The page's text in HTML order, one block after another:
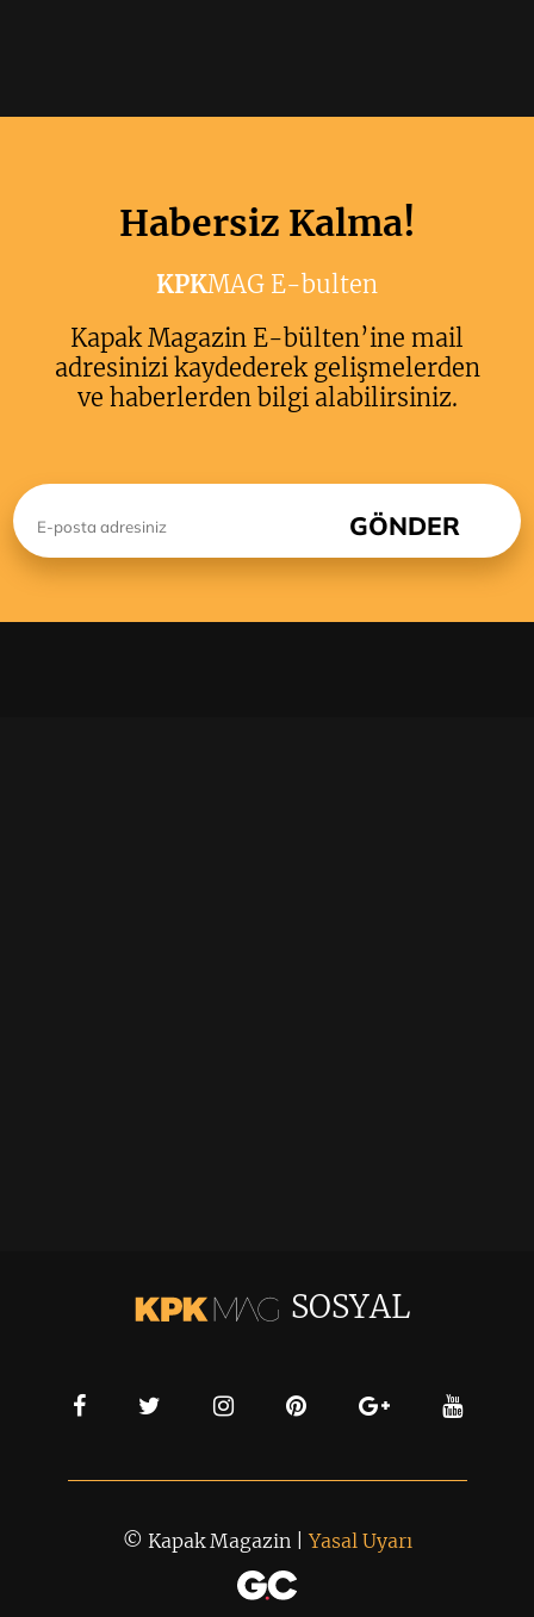
Habersiz Kalma!
KPKMAG E-bulten
Kapak Magazin E-bülten’ine mail
adresinizi kaydederek gelişmelerden
ve haberlerden bilgi alabilirsiniz.
SOSYAL
© Kapak Magazin |Yasal Uyarı